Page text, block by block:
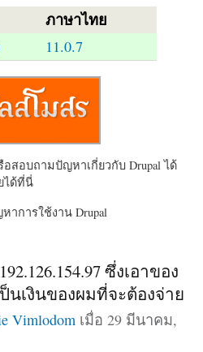
ภาษาไทย
11.0.7
สอบถามปัญหาเกี่ยวกับ Drupal ได้
ได้ที่นี่
าการใช้งาน Drupal
ซึ่งเอาของ
นเงินของผมที่จะต้องจ่าย
Vimlodom เมื่อ 29 มีนาคม,